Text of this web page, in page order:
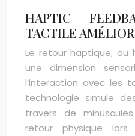
HAPTIC
TACTILE
Le retour haptique, ou
une dimension
l’interaction avec les
technologie simule
travers de
retour physique lors